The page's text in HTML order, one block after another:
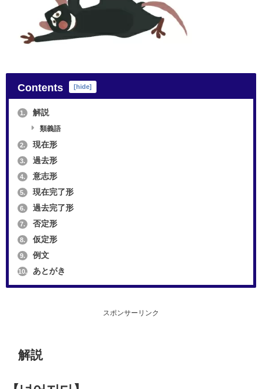
Contents [hide]
1. 解説
類義語
2. 現在形
3. 過去形
4. 意志形
5. 現在完了形
6. 過去完了形
7. 否定形
8. 仮定形
9. 例文
10. あとがき
スポンサーリンク
解説